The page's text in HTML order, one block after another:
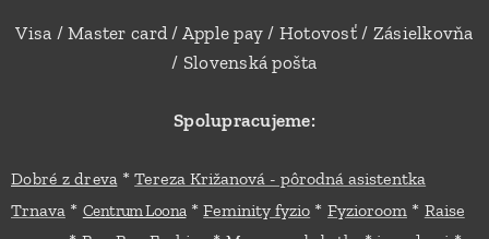
Visa / Master card / Apple pay / Hotovosť / Zásielkovňa
/ Slovenská pošta
Spolupracujeme:
Dobré z dreva*Tereza Križanová - pôrodná asistentka
Trnava * Centrum Loona *Feminity fyzio * Fyzioroom* Raise